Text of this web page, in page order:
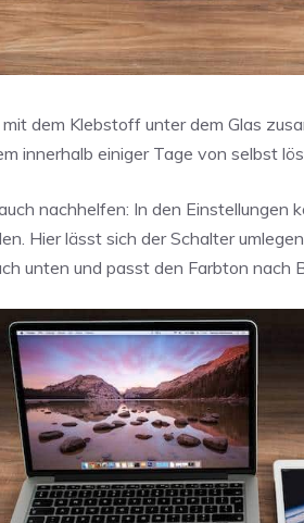
dem Klebstoff unter dem Glas
innerhalb einiger Tage von selbst
nachhelfen: In den Einstellungen
Hier lässt sich der Schalter
unten und passt den Farbton nach